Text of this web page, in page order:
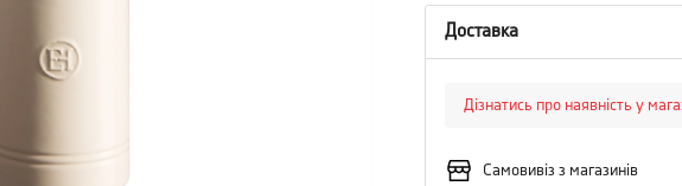
Доставка
Дізнатись про наявність у
Самовивіз з магазинів